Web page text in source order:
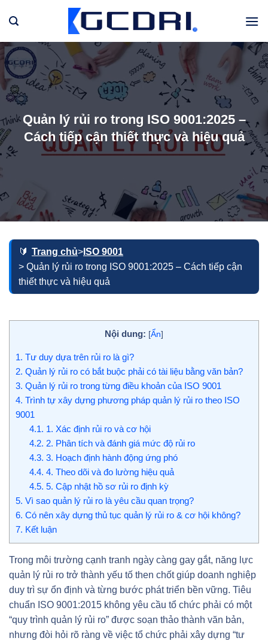
qua
dung
Quản lý rủi ro trong ISO 9001:2025 –
Cách tiếp cận thiết thực và hiệu quả
Trang chủ> ISO 9001
> Quản lý rủi ro trong ISO 9001:2025 – Cách tiếp cận
thiết thực và hiệu quả
Nội dung: [Ẩn]
1. Tư duy dựa trên rủi ro là gì?
2. Quản lý rủi ro có bắt buộc phải có tài liệu bằng văn bản?
3. Quản lý rủi ro trong từng điều khoản của ISO 9001
4. Trình tự xây dựng phương pháp quản lý rủi ro theo ISO
9001
4.1. 1. Xác định rủi ro và cơ hội
4.2. 2. Phân tích và đánh giá mức độ rủi ro
4.3. 3. Hoạch định hành động ứng phó
4.4. 4. Theo dõi và đo lường hiệu quả
4.5. 5. Cập nhật hồ sơ rủi ro định kỳ
5. Vì sao quản lý rủi ro là yêu cầu quan trọng?
6. Có nên xây dựng thủ tục quản lý rủi ro & cơ hội không?
7. Kết luận
Trong môi trường cạnh tranh ngày càng gay gắt, năng lực
quản lý rủi ro trở thành yếu tố then chốt giúp doanh nghiệp
duy trì sự ổn định và từng bước phát triển bền vững. Tiêu
chuẩn ISO 9001:2015 không yêu cầu tổ chức phải có một
“quy trình quản lý rủi ro” được soạn thảo thành văn bản,
nhưng đòi hỏi rõ ràng về việc tổ chức phải xây dựng “tư